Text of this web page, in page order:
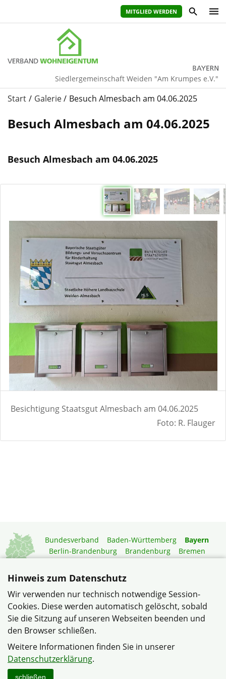
MITGLIED WERDEN
Siedlergemeinschaft Weiden "Am Krumpes e.V."
Start Galerie Besuch Almesbach am 04.06.2025
Besuch Almesbach am 04.06.2025
Besuch Almesbach am 04.06.2025
Besichtigung Staatsgut Almesbach am 04.06.2025
Foto: R. Flauger
Bundesverband Baden-Württemberg
Bayern
Berlin-Brandenburg
Brandenburg
Bremen
Niedersachsen
Rheinland-Pfalz
Saarland
Sachsen-Anhalt
Schleswig-Holstein
Thüringen
Mitgliedermagazin
Gartenberatung
© Siedlergemeinschaft Weiden "Am Krumpes e.V." im
Verband Wohneigentum Bayern e.V.
Datenschutzerklärung
Hinweis zum Datenschutz
Wir verwenden nur technisch notwendige Session-
Cookies. Diese werden automatisch gelöscht, sobald
Sie die Sitzung auf unseren Webseiten beenden und
den Browser schließen.
Weitere Informationen finden Sie in unserer
Datenschutzerklärung.
schließen